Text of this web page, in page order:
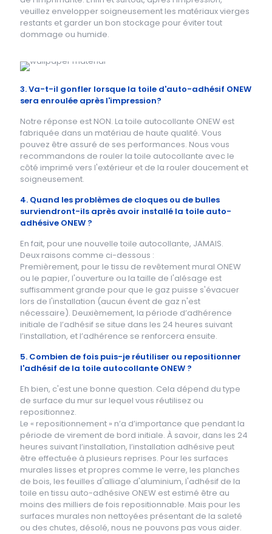
veuillez envelopper soigneusement les matériaux vierges
restants et garder un bon stockage pour éviter tout
dommage ou humide.
3. Va-t-il gonfler lorsque la toile d'auto-adhésif ONEW
sera enroulée après l'impression?
Notre réponse est NON. La toile autocollante ONEW est
fabriquée dans un matériau de haute qualité. Vous
pouvez être assuré de ses performances. Nous vous
recommandons de rouler la toile autocollante avec le
côté imprimé vers l'extérieur et de la rouler doucement et
soigneusement.
4. Quand les problèmes de cloques ou de bulles
surviendront-ils après avoir installé la toile auto-
adhésive ONEW ?
En fait, pour une nouvelle toile autocollante, JAMAIS.
Deux raisons comme ci-dessous :
Premièrement, pour le tissu de revêtement mural ONEW
ou le papier, l'ouverture ou la taille de l'alésage est
suffisamment grande pour que le gaz puisse s'évacuer
lors de l'installation (aucun évent de gaz n'est
nécessaire). Deuxièmement, la période d’adhérence
initiale de l’adhésif se situe dans les 24 heures suivant
l’installation, et l’adhérence se renforcera ensuite.
5. Combien de fois puis-je réutiliser ou repositionner
l'adhésif de la toile autocollante ONEW ?
Eh bien, c'est une bonne question. Cela dépend du type
de surface du mur sur lequel vous réutilisez ou
repositionnez.
Le « repositionnement » n’a d’importance que pendant la
période de virement de bord initiale. À savoir, dans les 24
heures suivant l’installation, l’installation adhésive peut
être effectuée à plusieurs reprises. Pour les surfaces
murales lisses et propres comme le verre, les planches
de bois, les feuilles d'alliage d'aluminium, l'adhésif de la
toile en tissu auto-adhésive ONEW est estimé être au
moins des milliers de fois repositionnable. Mais pour les
surfaces murales non nettoyées présentant de la saleté
ou des chutes, désolé, nous ne pouvons pas vous aider.